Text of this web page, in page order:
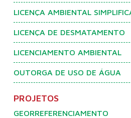
LICENÇA AMBIENTAL
LICENÇA DE DESMATAMENTO
LICENCIAMENTO AMBIENTAL
OUTORGA DE USO DE ÁGUA
PROJETOS
GEORREFERENCIAMENTO